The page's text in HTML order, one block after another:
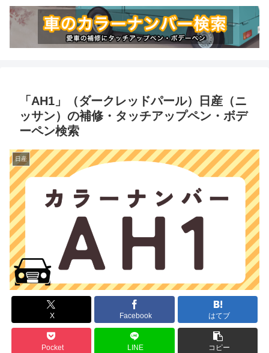
「AH1」（ダークレッドパール）日産（ニ
ッサン）の補修・タッチアップペン・ボデ
ーペン検索
日産
X Facebook はてブ
Pocket LINE コピー